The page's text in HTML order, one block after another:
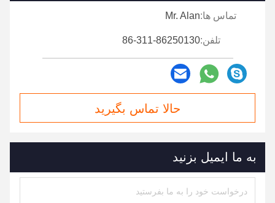
تماس ها:Mr. Alan
تلفن:86-311-86250130
حالا تماس بگیرید
به ما ایمیل بزنید